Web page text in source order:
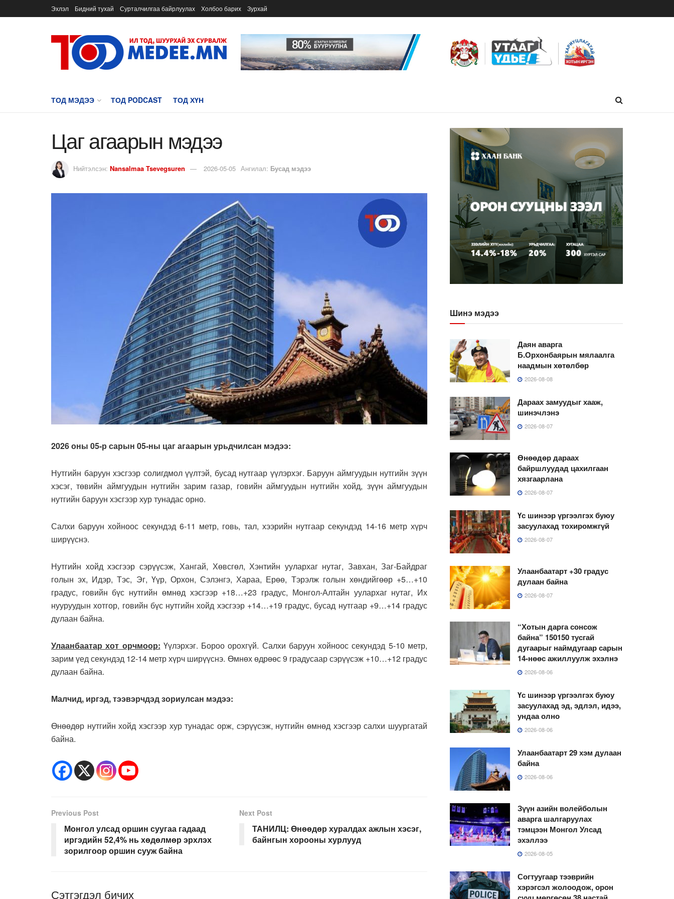
Эхлэл Бидний тухай Сурталчилгаа байрлуулах Холбоо барих Зурхай
ТОД МЭДЭЭ ТОД PODCAST ТОД ХҮН
Цаг агаарын мэдээ
Нийтэлсэн: Nansalmaa Tsevegsuren 2026-05-05 Ангилал: Бусад мэдээ
2026 оны 05-р сарын 05-ны цаг агаарын урьдчилсан мэдээ:
Нутгийн баруун хэсгээр солигдмол үүлтэй, бусад нутгаар үүлэрхэг. Баруун аймгуудын нутгийн зүүн
хэсэг, төвийн аймгуудын нутгийн зарим газар, говийн аймгуудын нутгийн хойд, зүүн аймгуудын
нутгийн баруун хэсгээр хур тунадас орно.
Салхи баруун хойноос секундэд 6-11 метр, говь, тал, хээрийн нутгаар секундэд 14-16 метр хүрч
ширүүснэ.
Нутгийн хойд хэсгээр сэрүүсэж, Хангай, Хөвсгөл, Хэнтийн уулархаг нутаг, Завхан, Заг-Байдраг
голын эх, Идэр, Тэс, Эг, Үүр, Орхон, Сэлэнгэ, Хараа, Ерөө, Тэрэлж голын хөндийгөөр +5…+10
градус, говийн бүс нутгийн өмнөд хэсгээр +18…+23 градус, Монгол-Алтайн уулархаг нутаг, Их
нууруудын хотгор, говийн бүс нутгийн хойд хэсгээр +14…+19 градус, бусад нутгаар +9…+14 градус
дулаан байна.
Улаанбаатар хот орчмоор: Үүлэрхэг. Бороо орохгүй. Салхи баруун хойноос секундэд 5-10 метр,
зарим үед секундэд 12-14 метр хүрч ширүүснэ. Өмнөх өдрөөс 9 градусаар сэрүүсэж +10…+12 градус
дулаан байна.
Малчид, иргэд, тээвэрчдэд зориулсан мэдээ:
Өнөөдөр нутгийн хойд хэсгээр хур тунадас орж, сэрүүсэж, нутгийн өмнөд хэсгээр салхи шуургатай
байна.
Previous Post
Монгол улсад оршин суугаа гадаад
иргэдийн 52,4% нь хөдөлмөр эрхлэх
зорилгоор оршин сууж байна
Next Post
ТАНИЛЦ: Өнөөдөр хуралдах ажлын хэсэг,
байнгын хорооны хурлууд
Сэтгэгдэл бичих
Шинэ мэдээ
Даян аварга
Б.Орхонбаярын мялаалга
наадмын хөтөлбөр
2026-08-08
Дараах замуудыг хааж,
шинэчлэнэ
2026-08-07
Өнөөдөр дараах
байршлуудад цахилгаан
хязгаарлана
2026-08-07
Үс шинээр үргээлгэх буюу
засуулахад тохиромжгүй
2026-08-07
Улаанбаатарт +30 градус
дулаан байна
2026-08-07
“Хотын дарга сонсож
байна” 150150 тусгай
дугаарыг наймдугаар сарын
14-нөөс ажиллуулж эхэлнэ
2026-08-06
Үс шинээр үргээлгэх буюу
засуулахад эд, эдлэл, идээ,
ундаа олно
2026-08-06
Улаанбаатарт 29 хэм дулаан
байна
2026-08-06
Зүүн азийн волейболын
аварга шалгаруулах
тэмцээн Монгол Улсад
эхэллээ
2026-08-05
Согтуугаар тээврийн
хэрэгсэл жолоодож, орон